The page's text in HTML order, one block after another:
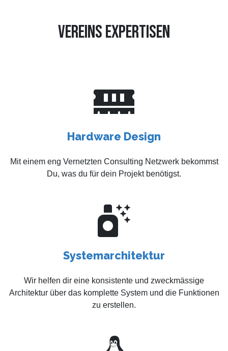
VEREINS EXPERTISEN
Hardware Design
Mit einem eng Vernetzten Consulting Netzwerk bekommst
Du, was du für dein Projekt benötigst.
Systemarchitektur
Wir helfen dir eine konsistente und zweckmässige
Architektur über das komplette System und die Funktionen
zu erstellen.